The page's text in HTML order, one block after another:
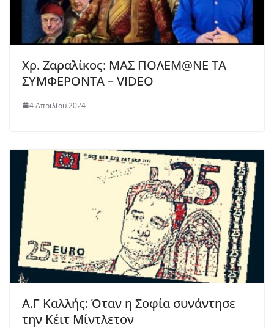
Χρ. Ζαραλίκος: ΜΑΣ ΠΟΛΕΜ@ΝΕ ΤΑ
ΣΥΜΦΕΡΟΝΤΑ – VIDEO
4 Απριλίου 2024
Α.Γ Καλλής: Όταν η Σοφία συνάντησε
την Κέιτ Μίντλετον